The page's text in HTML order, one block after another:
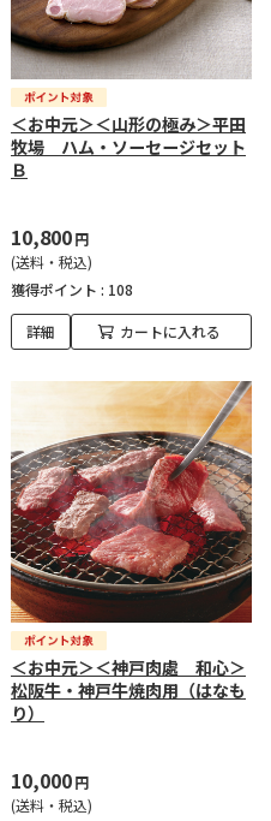
＜お中元＞＜山形の極み＞平田
牧場 ハム・ソーセージセット
Ｂ
10,800円
(送料・税込)
獲得ポイント : 108
詳細 カートに入れる
＜お中元＞＜神戸肉處 和心＞
松阪牛・神戸牛焼肉用（はなも
り）
10,000円
(送料・税込)